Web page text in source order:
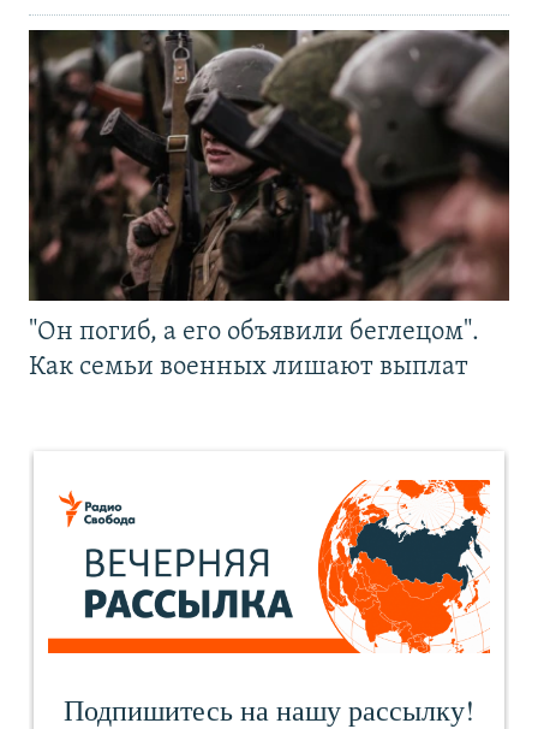
"Он погиб, а его объявили беглецом".
Как семьи военных лишают выплат